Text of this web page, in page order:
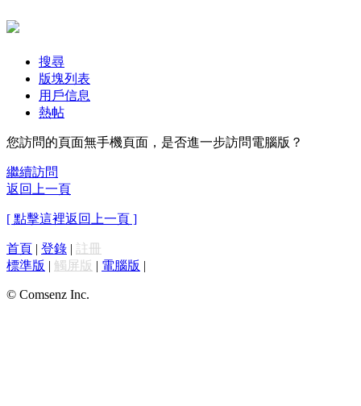
搜尋
版塊列表
用戶信息
熱帖
您訪問的頁面無手機頁面，是否進一步訪問電腦版？
繼續訪問
返回上一頁
[ 點擊這裡返回上一頁 ]
首頁 | 登錄 | 註冊
標準版 | 觸屏版 | 電腦版 |
© Comsenz Inc.